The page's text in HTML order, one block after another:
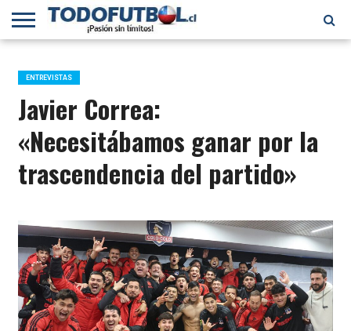
PRIMERA
B
SELECCIÓN
CHILENA
CHILENOS
EN EL
MUNDO
FÚTBOL
INTERNACIONAL
ENTREVISTAS
Javier Correa:
«Necesitábamos ganar por la
trascendencia del partido»